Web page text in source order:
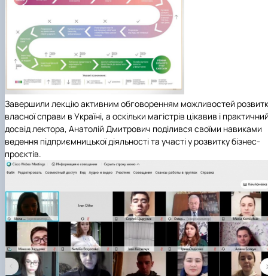
Завершили лекцію активним обговоренням можливостей
власної справи в Україні, а оскільки магістрів цікавив і
досвід лектора, Анатолій Дмитрович поділився своїми навиками
ведення підприємницької діяльності та участі у розвитку бізнес-
проєктів.